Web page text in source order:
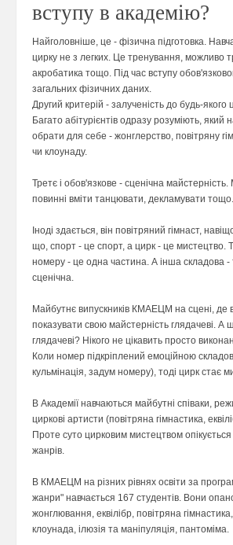
вступу в академію?
Найголовніше, це - фізична підготовка.
цирку не з легких. Це тренування, можливо
акробатика тощо. Під час вступу
загальних фізичних даних.
Другий критерій - залученість до будь-якого
Багато абітурієнтів одразу розуміють, який
обрати для себе - жонглерство, повітряну
чи клоунаду.
Третє і обов'язкове - сценічна
повинні вміти танцювати, декламувати тощо.
Іноді здається, він повітряний гімнаст,
що, спорт - це спорт, а цирк - це мистецтво.
номеру - це одна частина. А інша складова -
сценічна.
Майбутнє випускників КМАЕЦМ на сцені, де
показувати свою майстерність глядачеві. А
глядачеві? Нікого не цікавить просто
Коли номер підкріплений емоційною
кульмінація, задум номеру), тоді цирк стає
В Академії навчаються майбутні співаки,
циркові артисти (повітряна гімнастика,
Проте суто цирковим мистецтвом
жанрів.
В КМАЕЦМ на різних рівнях освіти за
жанри" навчається 167 студентів. Вони
жонглювання, еквілібр, повітряна
клоунада, ілюзія та маніпуляція, пантоміма.